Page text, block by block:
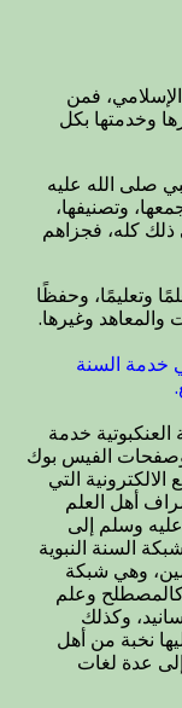
فمن
وخدمتها بكل
صلى الله عليه
وتصنيفها،
ذلك كله، فجزاهم
وتعليمًا، وحفظًا
وغيرها.
خدمة السنة
خدمة
وصفحات الفيس بوك
التي
أهل العلم
وسلم إلى
السنة النبوية
وهي شبكة
كالمصطلح وعلم
وكذلك
نخبة من أهل
عدة لغات